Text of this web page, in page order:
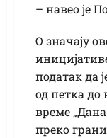
– навео је
О значају
податак да
од петка до
време „Дана
преко